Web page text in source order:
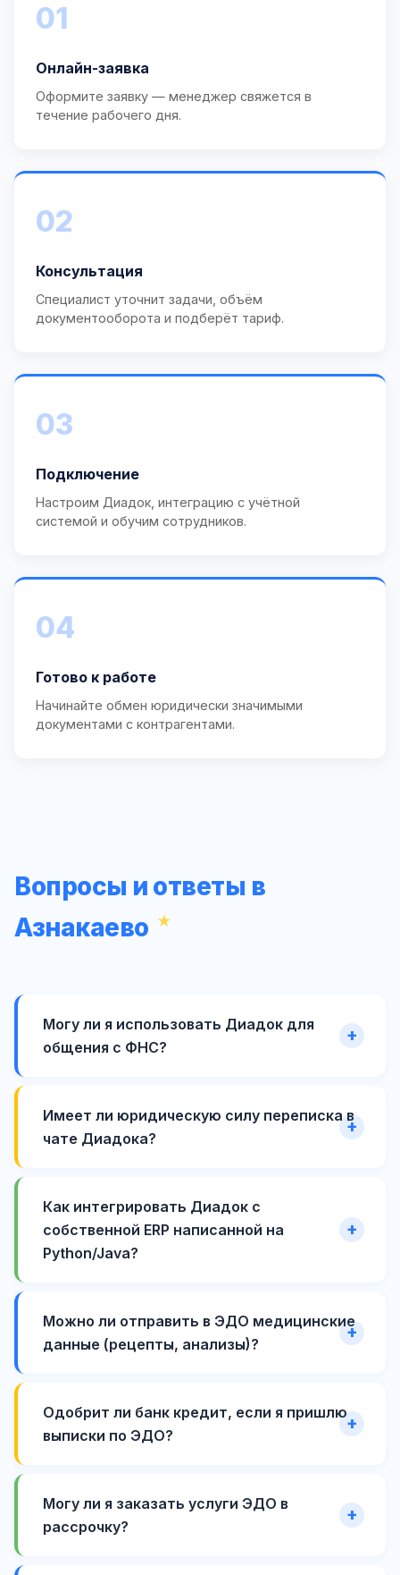
01
Онлайн-заявка
Оформите заявку — менеджер свяжется в
течение рабочего дня.
02
Консультация
Специалист уточнит задачи, объём
документооборота и подберёт тариф.
03
Подключение
Настроим Диадок, интеграцию с учётной
системой и обучим сотрудников.
04
Готово к работе
Начинайте обмен юридически значимыми
документами с контрагентами.
Вопросы и ответы в
Азнакаево
Могу ли я использовать Диадок для
общения с ФНС?
Имеет ли юридическую силу переписка в
чате Диадока?
Как интегрировать Диадок с
собственной ERP написанной на
Python/Java?
Можно ли отправить в ЭДО медицинские
данные (рецепты, анализы)?
Одобрит ли банк кредит, если я пришлю
выписки по ЭДО?
Могу ли я заказать услуги ЭДО в
рассрочку?